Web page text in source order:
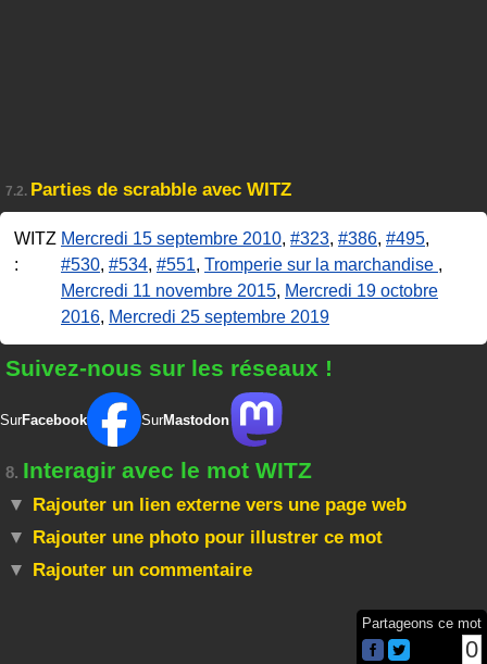
7.2. Parties de scrabble avec WITZ
WITZ
:
Mercredi 15 septembre 2010, #323, #386, #495,
#530, #534, #551, Tromperie sur la marchandise ,
Mercredi 11 novembre 2015, Mercredi 19 octobre
2016, Mercredi 25 septembre 2019
Suivez-nous sur les réseaux !
SurFacebook SurMastodon
8. Interagir avec le mot WITZ
Rajouter un lien externe vers une page web
Rajouter une photo pour illustrer ce mot
Rajouter un commentaire
Partageons ce mot
0